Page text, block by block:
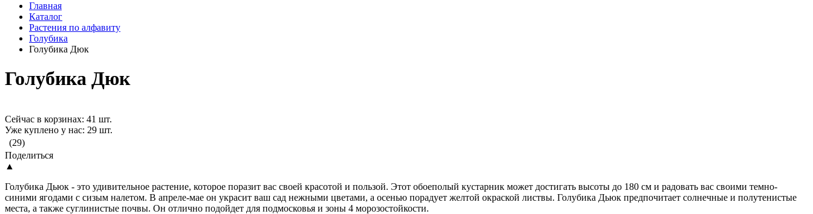
Главная
Каталог
Растения по алфавиту
Голубика
Голубика Дюк
Голубика Дюк
Сейчас в корзинах: 41 шт.
Уже куплено у нас: 29 шт.
(29)
Поделиться
▲
Голубика Дьюк - это удивительное растение, которое поразит вас своей красотой и пользой. Этот обоеполый кустарник может достигать высоты до 180 см и радовать вас своими темно-
синими ягодами с сизым налетом. В апреле-мае он украсит ваш сад нежными цветами, а осенью порадует желтой окраской листвы. Голубика Дьюк предпочитает солнечные и полутенистые
места, а также суглинистые почвы. Он отлично подойдет для подмосковья и зоны 4 морозостойкости.